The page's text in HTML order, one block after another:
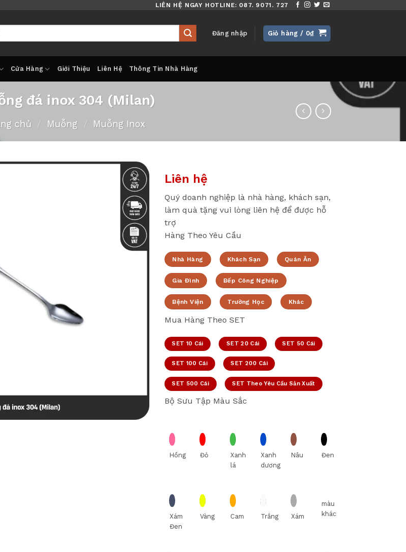
LIÊN HỆ NGAY HOTLINE: 087. 9071. 727
Đăng nhập Giỏ hàng / 0₫
Cửa Hàng Giới Thiệu Liên Hệ Thông Tin Nhà Hàng
đá inox 304 (Milan)
chủ / Muỗng / Muỗng Inox
Liên hệ
Quý doanh nghiệp là nhà hàng, khách sạn,
làm quà tặng vui lòng liên hệ để được hỗ
trợ
Hàng Theo Yêu Cầu
Nhà Hàng Khách Sạn Quán Ăn
Gia Đình Bếp Công Nghiệp
Bệnh Viện Trường Học Khác
Mua Hàng Theo SET
SET 10 Cái SET 20 Cái SET 50 Cái
SET 100 Cái SET 200 Cái
SET 500 Cái SET Theo Yêu Cầu Sản Xuất
Bộ Sưu Tập Màu Sắc
Hồng Đỏ
Xanh
lá
Xanh
dương
Nâu Đen
Xám
Đen
Vàng Cam Trắng Xám
màu
khác